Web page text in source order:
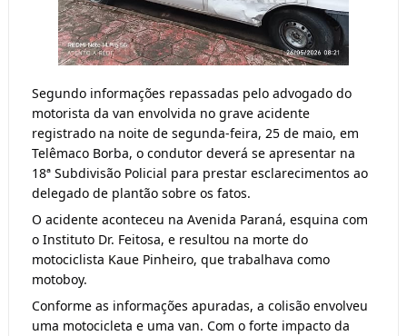
Segundo informações repassadas pelo advogado do
motorista da van envolvida no grave acidente
registrado na noite de segunda-feira, 25 de maio, em
Telêmaco Borba, o condutor deverá se apresentar na
18ª Subdivisão Policial para prestar esclarecimentos ao
delegado de plantão sobre os fatos.
O acidente aconteceu na Avenida Paraná, esquina com
o Instituto Dr. Feitosa, e resultou na morte do
motociclista Kaue Pinheiro, que trabalhava como
motoboy.
Conforme as informações apuradas, a colisão envolveu
uma motocicleta e uma van. Com o forte impacto da